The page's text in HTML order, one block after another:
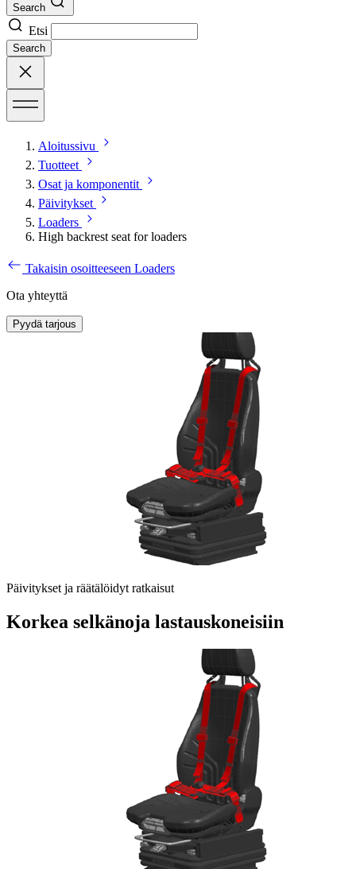
Search
Etsi
Search
Aloitussivu
Tuotteet
Osat ja komponentit
Päivitykset
Loaders
High backrest seat for loaders
Takaisin osoitteeseen Loaders
Ota yhteyttä
Pyydä tarjous
Päivitykset ja räätälöidyt ratkaisut
Korkea selkänoja lastauskoneisiin